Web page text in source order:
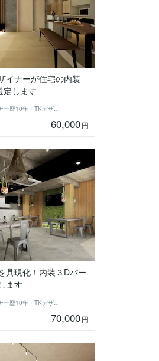
イナーが住宅の内装
定します
デザイナー歴10年・TKデザイン工房
60,000円
具現化！内装３Dパー
ます
70,000円